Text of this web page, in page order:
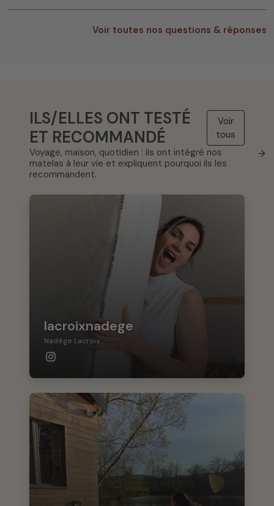
Voir toutes nos questions & réponses
ILS/ELLES ONT TESTÉ
ET RECOMMANDÉ
Voir
tous
→
Voyage, maison, quotidien : ils ont intégré nos
matelas à leur vie et expliquent pourquoi ils les
recommandent.
lacroixnadege
Nadège Lacroix